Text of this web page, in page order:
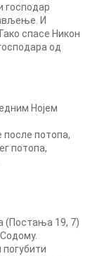
господар
И
спасе Никон
од
Нојем
после потопа,
потопа,
(Постања 19, 7)